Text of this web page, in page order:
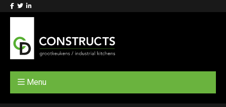
Menu